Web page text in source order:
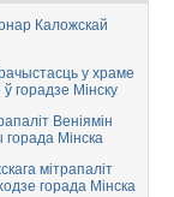
Каложскай
у храме
горадзе Мінску
Веніямін
горада Мінска
мітрапаліт
горада Мінска